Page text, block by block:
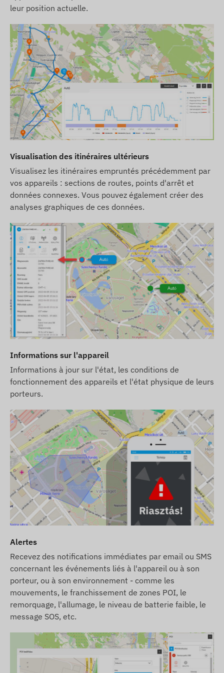
associés a l'appareil.
Les descriptions et les images des appareils sur le
site Web sont basées sur les informations
publiées par le fabricant, qui ne sont pas toujours
exactes et exemptes d'erreurs. Le fabricant se
réserve le droit de modifier certains paramètres
du produit ou de son emballage sans préavis - la
mise à jour de ces informations sur notre site Web
se fait après détection et évaluation de ces
modifications.
leur position actuelle.
Visualisation des itinéraires ultérieurs
Visualisez les itinéraires empruntés précédemment par
vos appareils : sections de routes, points d'arrêt et
données connexes. Vous pouvez également créer des
analyses graphiques de ces données.
Informations sur l'appareil
Informations à jour sur l'état, les conditions de
fonctionnement des appareils et l'état physique de leurs
porteurs.
Alertes
Recevez des notifications immédiates par email ou SMS
concernant les événements liés à l'appareil ou à son
porteur, ou à son environnement - comme les
mouvements, le franchissement de zones POI, le
remorquage, l'allumage, le niveau de batterie faible, le
message SOS, etc.